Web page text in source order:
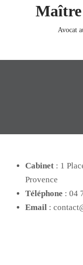
Avocat
Cabinet : 1
Provence
Téléphone : 04
Email :